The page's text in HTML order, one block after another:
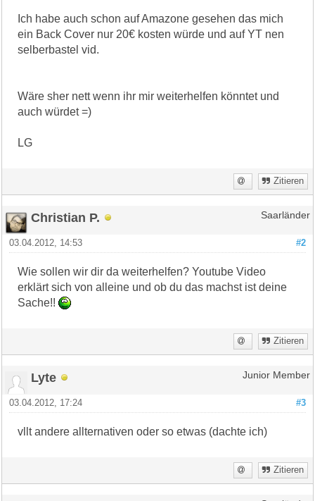
Ich habe auch schon auf Amazone gesehen das mich
ein Back Cover nur 20€ kosten würde und auf YT nen
selberbastel vid.
Wäre sher nett wenn ihr mir weiterhelfen könntet und
auch würdet =)
LG
Zitieren
Christian P. Saarländer
#2
03.04.2012, 14:53
Wie sollen wir dir da weiterhelfen? Youtube Video
erklärt sich von alleine und ob du das machst ist deine
Sache!!
Zitieren
Lyte Junior Member
#3
03.04.2012, 17:24
vllt andere allternativen oder so etwas (dachte ich)
Zitieren